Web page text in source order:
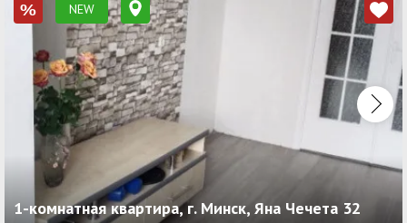
% NEW
1-комнатная квартира, г. Минск, Яна Чечета 32